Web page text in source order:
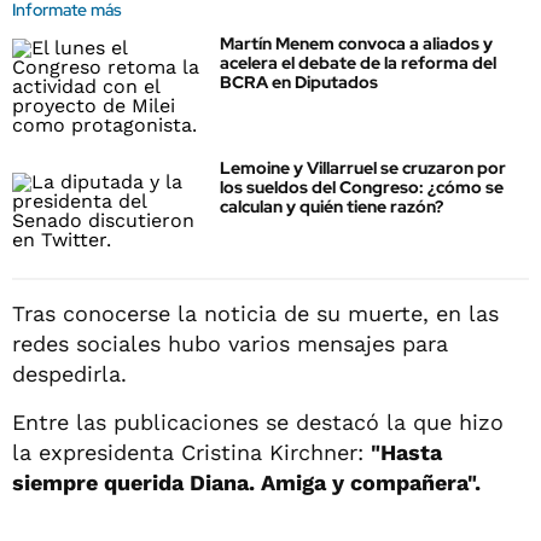
Informate más
Martín Menem convoca a aliados y
acelera el debate de la reforma del
BCRA en Diputados
Lemoine y Villarruel se cruzaron por
los sueldos del Congreso: ¿cómo se
calculan y quién tiene razón?
Tras conocerse la noticia de su muerte, en las
redes sociales hubo varios mensajes para
despedirla.
Entre las publicaciones se destacó la que hizo
la expresidenta Cristina Kirchner: "Hasta
siempre querida Diana. Amiga y compañera".